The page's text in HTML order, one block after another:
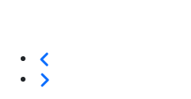
Seitennummerierung
Weiter